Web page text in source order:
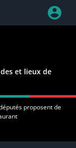
et lieux de
proposent de